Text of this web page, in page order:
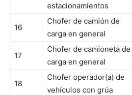
estacionamientos
16
Chofer de camión de
carga en general
17
Chofer de camioneta de
carga en general
18
Chofer operador(a) de
vehículos con grúa